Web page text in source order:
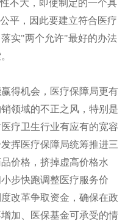
不大，即使制定的一个具
平，因此要建立符合医疗
实"两个允许"最好的办法
得机会，医疗保障局更有
领域的不正之风，特别是
疗卫生行业有应有的宽容
挥医疗保障局统筹推进三
价格，挤掉虚高价格水
步快跑调整医疗服务价
改革争取资金，确保在政
加、医保基金可承受的情